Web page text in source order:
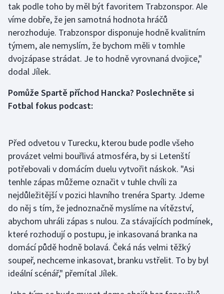
Lyže a snowboard
Moderní pětiboj
Motorsport
Parasport
Plážový volejbal
Ragby
Rychlobruslení
Rychlostní kanoistika
Short track
Sportovní střelba
tak podle toho by měl být favoritem Trabzonspor. Ale
víme dobře, že jen samotná hodnota hráčů
nerozhoduje. Trabzonspor disponuje hodně kvalitním
týmem, ale nemyslím, že bychom měli v tomhle
dvojzápase strádat. Je to hodně vyrovnaná dvojice,"
dodal Jílek.
Pomůže Spartě příchod Hancka? Poslechněte si
Fotbal fokus podcast:
Před odvetou v Turecku, kterou bude podle všeho
provázet velmi bouřlivá atmosféra, by si Letenští
potřebovali v domácím duelu vytvořit náskok. "Asi
tenhle zápas můžeme označit v tuhle chvíli za
nejdůležitější v pozici hlavního trenéra Sparty. Jdeme
do něj s tím, že jednoznačně myslíme na vítězství,
abychom uhráli zápas s nulou. Za stávajících podmínek,
které rozhodují o postupu, je inkasovaná branka na
domácí půdě hodně bolavá. Čeká nás velmi těžký
soupeř, nechceme inkasovat, branku vstřelit. To by byl
ideální scénář," přemítal Jílek.